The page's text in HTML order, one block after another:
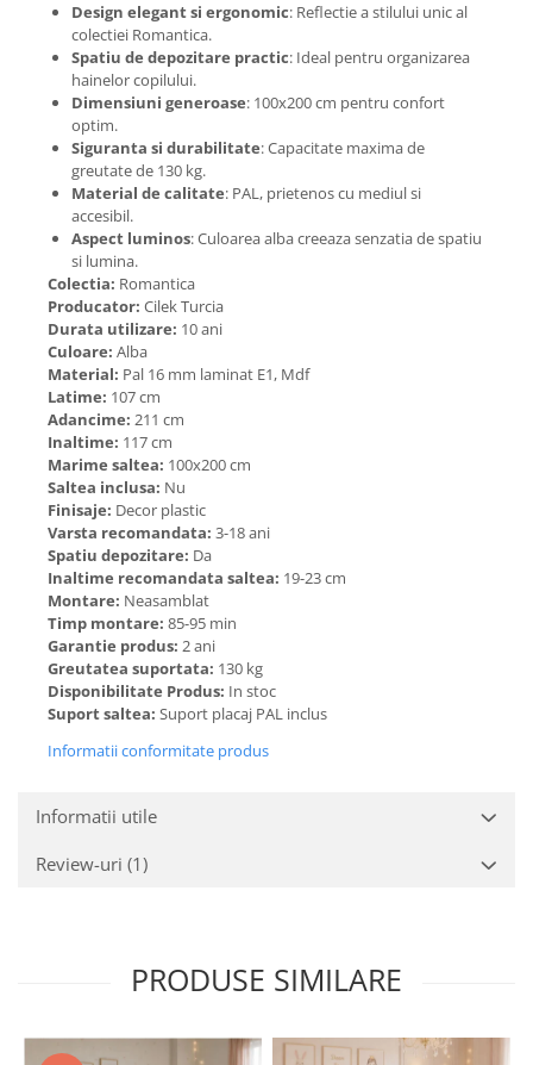
Design elegant si ergonomic: Reflectie a stilului unic al
colectiei Romantica.
Spatiu de depozitare practic: Ideal pentru organizarea
hainelor copilului.
Dimensiuni generoase: 100x200 cm pentru confort
optim.
Siguranta si durabilitate: Capacitate maxima de
greutate de 130 kg.
Material de calitate: PAL, prietenos cu mediul si
accesibil.
Aspect luminos: Culoarea alba creeaza senzatia de spatiu
si lumina.
Colectia: Romantica
Producator: Cilek Turcia
Durata utilizare: 10 ani
Culoare: Alba
Material: Pal 16 mm laminat E1, Mdf
Latime: 107 cm
Adancime: 211 cm
Inaltime: 117 cm
Marime saltea: 100x200 cm
Saltea inclusa: Nu
Finisaje: Decor plastic
Varsta recomandata: 3-18 ani
Spatiu depozitare: Da
Inaltime recomandata saltea: 19-23 cm
Montare: Neasamblat
Timp montare: 85-95 min
Garantie produs: 2 ani
Greutatea suportata: 130 kg
Disponibilitate Produs: In stoc
Suport saltea: Suport placaj PAL inclus
Informatii conformitate produs
Informatii utile
Review-uri (1)
PRODUSE SIMILARE